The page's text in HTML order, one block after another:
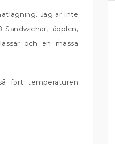
Jag är inte
äpplen,
och en massa
fort temperaturen